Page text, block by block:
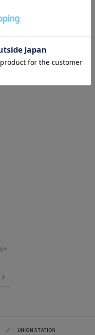
ューズ
件
UNION STATION